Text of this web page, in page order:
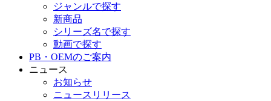
ジャンルで探す
新商品
シリーズ名で探す
動画で探す
PB・OEMのご案内
ニュース
お知らせ
ニュースリリース